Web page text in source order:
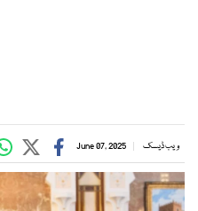
ویب ڈیسک June 07, 2025